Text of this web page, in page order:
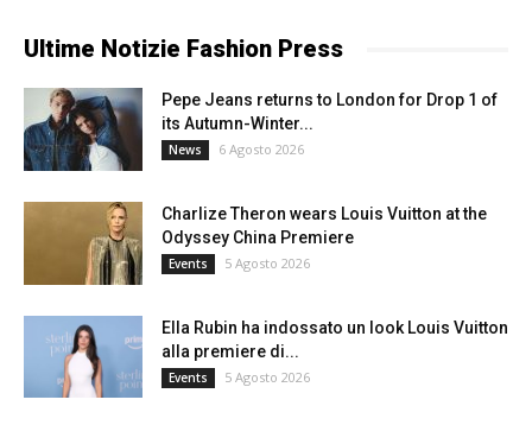
Ultime Notizie Fashion Press
Pepe Jeans returns to London for Drop 1 of
its Autumn-Winter...
News 6 Agosto 2026
Charlize Theron wears Louis Vuitton at the
Odyssey China Premiere
Events 5 Agosto 2026
Ella Rubin ha indossato un look Louis Vuitton
alla premiere di...
Events 5 Agosto 2026